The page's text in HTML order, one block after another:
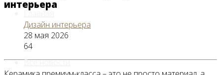
Главная
Все новости
интерьера
Дизайн интерьера
28 мая 2026
64